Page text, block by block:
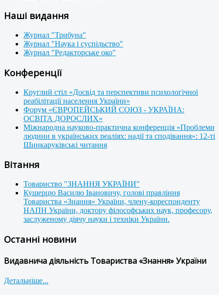
Наші видання
Журнал "Трибуна"
Журнал "Наука і суспільство"
Журнал "Редакторське око"
Конференції
Круглий стіл «Досвід та перспективи психологічної
реабілітації населення України»
Форум «ЄВРОПЕЙСЬКИЙ СОЮЗ - УКРАЇНА:
ОСВІТА ДОРОСЛИХ»
Міжнародна науково-практична конференція «Проблеми
людини в українських реаліях: надії та сподівання»: 12-ті
Шинкаруківські читання
Вітання
Товариство "ЗНАННЯ УКРАЇНИ"
Кушерцю Василю Івановичу, голові правління
Товариства «Знання» України, члену-кореспонденту
НАПН України, доктору філософських наук, професору,
заслуженому діячу науки і техніки України.
Останні новини
Видавнича діяльність Товариства «Знання» України
Детальніше...